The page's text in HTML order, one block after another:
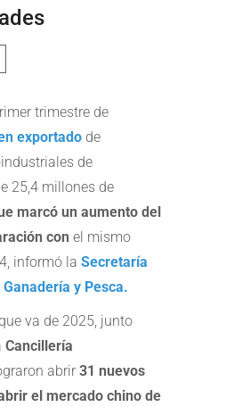
trimestre de
exportado de
de
25,4 millones de
marcó un aumento del
con el mismo
informó la Secretaría
y Pesca.
va de 2025, junto
Cancillería
abrir 31 nuevos
el mercado chino de